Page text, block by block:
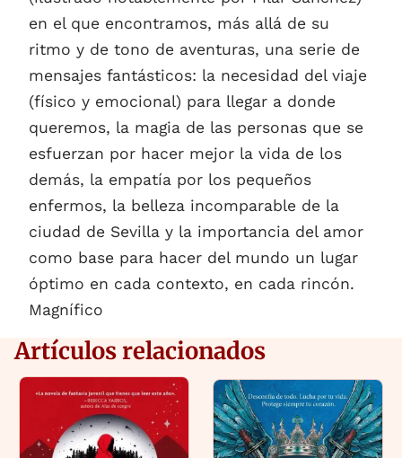
en el que encontramos, más allá de su
ritmo y de tono de aventuras, una serie de
mensajes fantásticos: la necesidad del viaje
(físico y emocional) para llegar a donde
queremos, la magia de las personas que se
esfuerzan por hacer mejor la vida de los
demás, la empatía por los pequeños
enfermos, la belleza incomparable de la
ciudad de Sevilla y la importancia del amor
como base para hacer del mundo un lugar
óptimo en cada contexto, en cada rincón.
Magnífico
Artículos relacionados